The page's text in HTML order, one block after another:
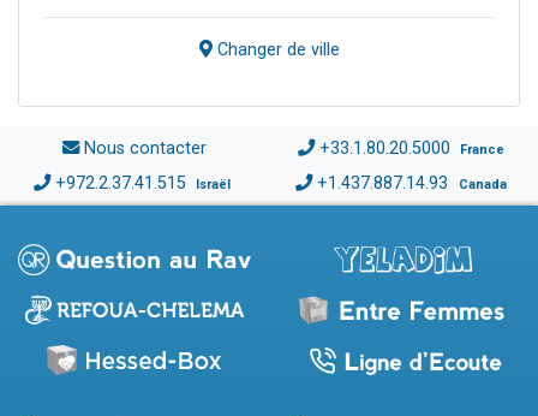
Changer de ville
Nous contacter +33.1.80.20.5000 France
+972.2.37.41.515 Israël +1.437.887.14.93 Canada